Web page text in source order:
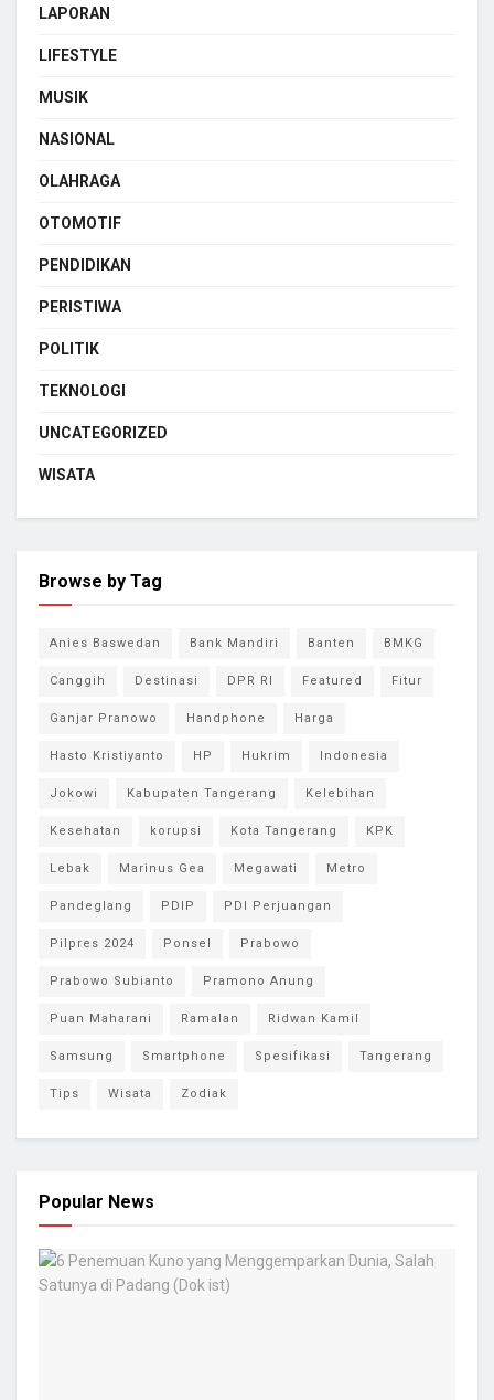
LAPORAN
LIFESTYLE
MUSIK
NASIONAL
OLAHRAGA
OTOMOTIF
PENDIDIKAN
PERISTIWA
POLITIK
TEKNOLOGI
UNCATEGORIZED
WISATA
Browse by Tag
Anies Baswedan Bank Mandiri Banten BMKG
Canggih Destinasi DPR RI Featured Fitur
Ganjar Pranowo Handphone Harga
Hasto Kristiyanto HP Hukrim Indonesia
Jokowi Kabupaten Tangerang Kelebihan
Kesehatan korupsi Kota Tangerang KPK
Lebak Marinus Gea Megawati Metro
Pandeglang PDIP PDI Perjuangan
Pilpres 2024 Ponsel Prabowo
Prabowo Subianto Pramono Anung
Puan Maharani Ramalan Ridwan Kamil
Samsung Smartphone Spesifikasi Tangerang
Tips Wisata Zodiak
Popular News